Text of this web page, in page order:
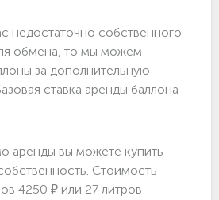
недостаточно собственного
обмена, то мы можем
за дополнительную
ставка аренды баллона
аренды вы можете купить
Стоимость
4250 ₽ или 27 литров